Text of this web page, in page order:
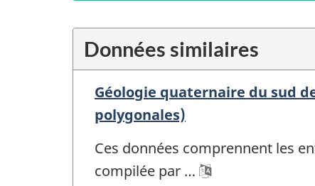
Données similaires
Géologie quaternaire du sud
polygonales)
Ces données comprennent les
compilée par …